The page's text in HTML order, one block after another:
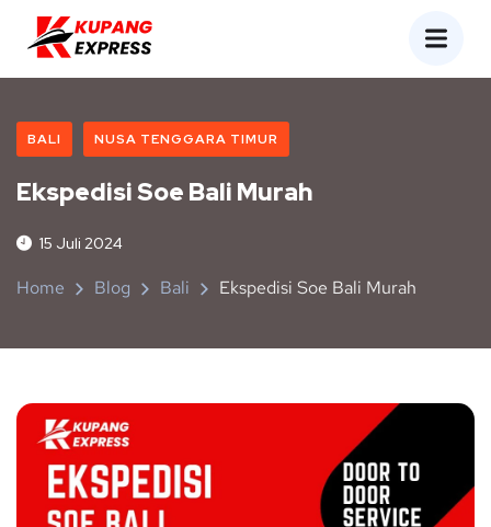
BALI NUSA TENGGARA TIMUR
Ekspedisi Soe Bali Murah
15 Juli 2024
Home Blog Bali Ekspedisi Soe Bali Murah